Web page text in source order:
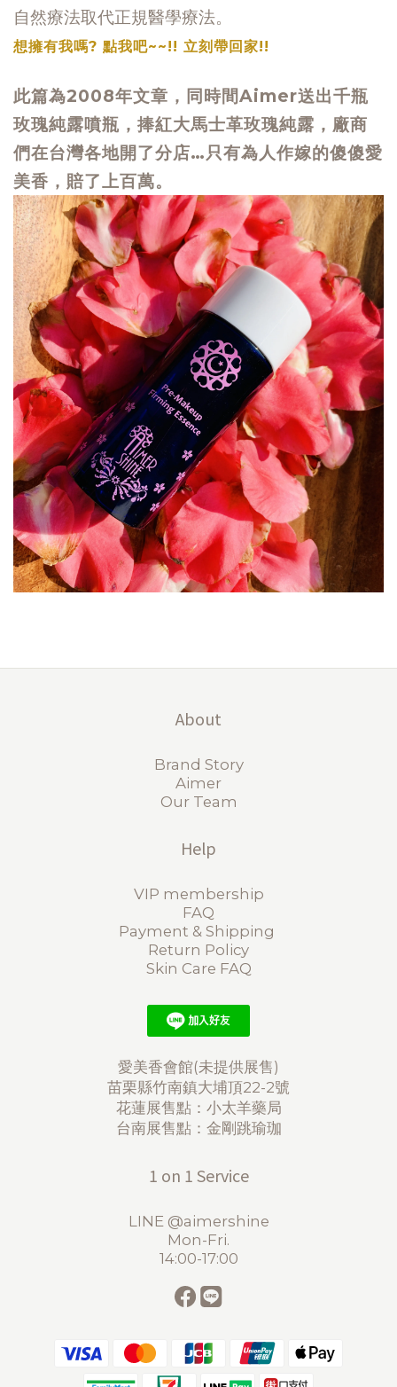
自然療法取代正規醫學療法。
想擁有我嗎? 點我吧~~!! 立刻帶回家!!
此篇為2008年文章，同時間Aimer送出千瓶
玫瑰純露噴瓶，捧紅大馬士革玫瑰純露，廠商
們在台灣各地開了分店…只有為人作嫁的傻傻愛
美香，賠了上百萬。
About
Brand Story
Aimer
Our Team
Help
VIP membership
FAQ
Payment & Shipping
Return Policy
Skin Care FAQ
愛美香會館(未提供展售)
苗栗縣竹南鎮大埔頂22-2號
花蓮展售點：小太羊藥局
台南展售點：金剛跳瑜珈
1 on 1 Service
LINE @aimershine
Mon-Fri.
14:00-17:00